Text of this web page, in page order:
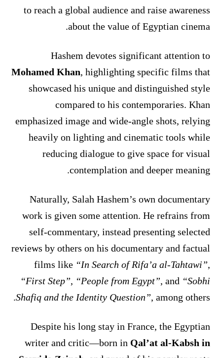
to reach a global audience and raise awareness
about the value of Egyptian cinema.
Hashem devotes significant attention to
Mohamed Khan, highlighting specific films that
showcased his unique and distinguished style
compared to his contemporaries. Khan
emphasized image and wide-angle shots, relying
heavily on lighting and cinematic tools while
reducing dialogue to give space for visual
contemplation and deeper meaning.
Naturally, Salah Hashem’s own documentary
work is given some attention. He refrains from
self-commentary, instead presenting selected
reviews by others on his documentary and factual
films like “In Search of Rifa’a al-Tahtawi”,
“First Step”, “People from Egypt”, and “Sobhi
Shafiq and the Identity Question”, among others.
Despite his long stay in France, the Egyptian
writer and critic—born in Qal’at al-Kabsh in